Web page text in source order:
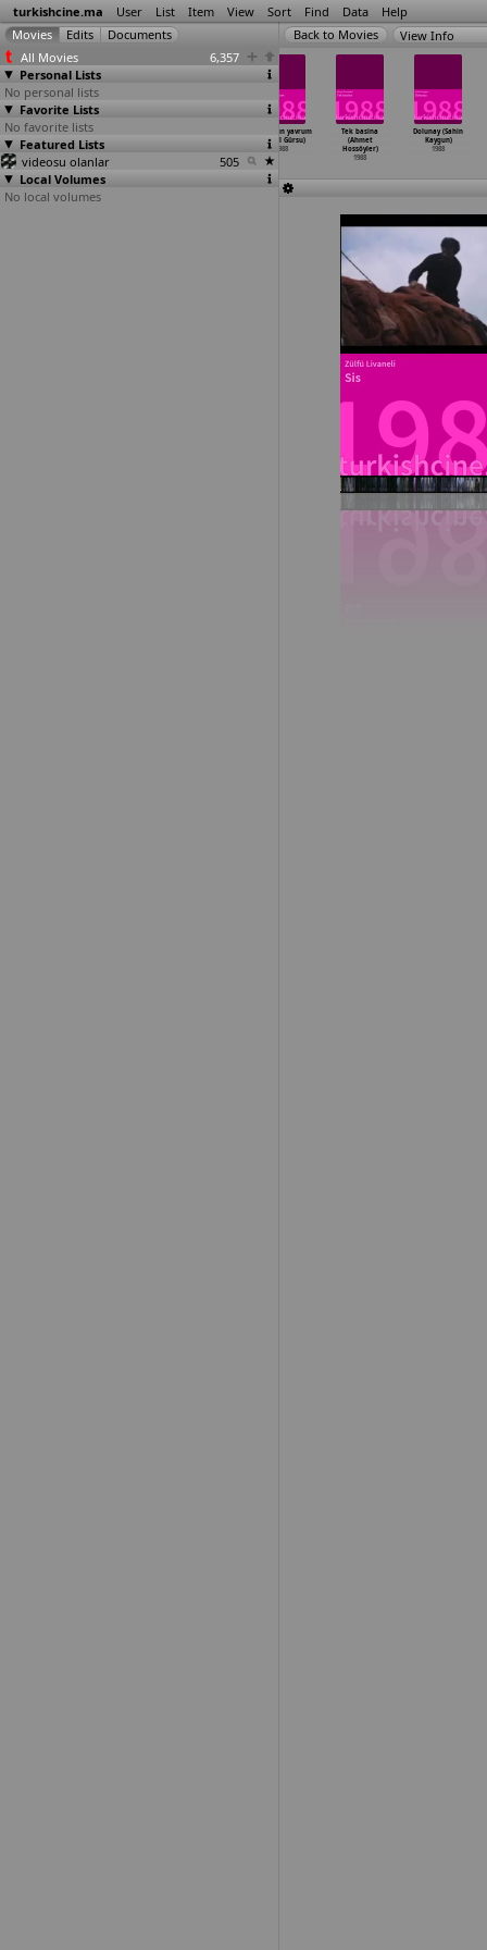
turkishcine.ma User List Item View Sort Find Data Help
All Movies
6,357
Personal Lists
No personal lists
Favorite Lists
No favorite lists
Featured Lists
videosu olanlar
505
Local Volumes
No local volumes
View Info
Yasamak (Aram
Gülyüz)
1988
Küçüksün yavrum
(Temel Gürsu)
1988
Tek basina
(Ahmet
Hossöyler)
1988
Dolunay (Sahin
Kaygun)
1988